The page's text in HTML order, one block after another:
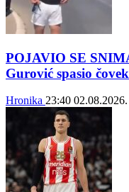
POJAVIO SE
Gurović spasio
Hronika 23:40 02.08.2026.